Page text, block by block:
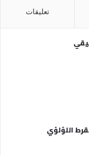
تعليقات
اللؤلؤي